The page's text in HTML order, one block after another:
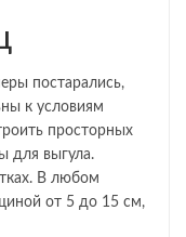
постарались,
к условиям
просторных
для выгула.
В любом
от 5 до 15 см,